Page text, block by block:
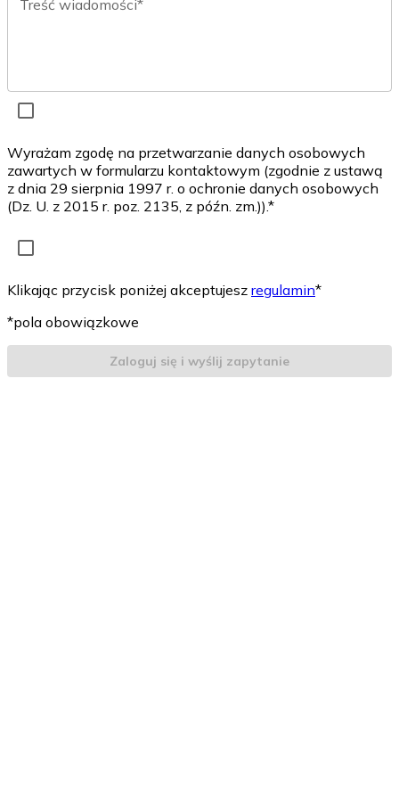
Treść wiadomości*
Wyrażam zgodę na przetwarzanie danych osobowych
zawartych w formularzu kontaktowym (zgodnie z ustawą
z dnia 29 sierpnia 1997 r. o ochronie danych osobowych
(Dz. U. z 2015 r. poz. 2135, z późn. zm.)).*
Klikając przycisk poniżej akceptujesz regulamin*
*pola obowiązkowe
Zaloguj się i wyślij zapytanie